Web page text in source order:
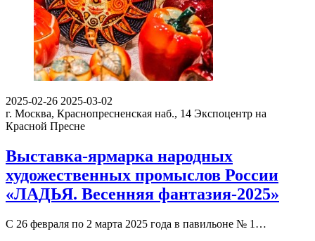
2025-02-26 2025-03-02
г. Москва, Краснопресненская наб., 14 Экспоцентр на
Красной Пресне
Выставка-ярмарка народных
художественных промыслов России
«ЛАДЬЯ. Весенняя фантазия-2025»
С 26 февраля по 2 марта 2025 года в павильонe № 1…